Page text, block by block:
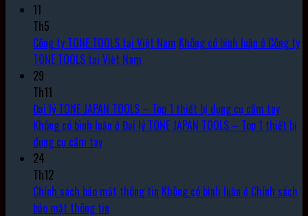
11
Th5
Công ty TONE TOOLS tại Việt Nam Không có bình luận ở Công ty
TONE TOOLS tại Việt Nam
29
Th11
Đại lý TONE JAPAN TOOLS – Top 1 thiết bị dụng cụ cầm tay
Không có bình luận ở Đại lý TONE JAPAN TOOLS – Top 1 thiết bị
dụng cụ cầm tay
24
Th12
Chính sách bảo mật thông tin Không có bình luận ở Chính sách
bảo mật thông tin